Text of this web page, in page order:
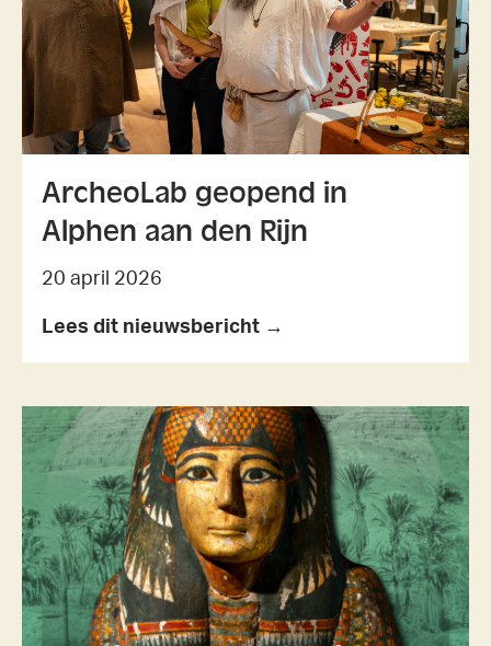
ArcheoLab geopend in
Alphen aan den Rijn
20 april 2026
Lees dit nieuwsbericht →